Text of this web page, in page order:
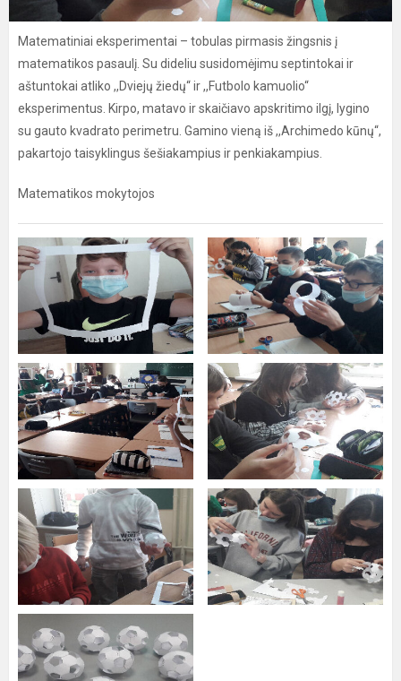
Matematiniai eksperimentai – tobulas pirmasis žingsnis į
matematikos pasaulį. Su dideliu susidomėjimu septintokai ir
aštuntokai atliko ,,Dviejų žiedų“ ir ,,Futbolo kamuolio“
eksperimentus. Kirpo, matavo ir skaičiavo apskritimo ilgį, lygino
su gauto kvadrato perimetru. Gamino vieną iš ,,Archimedo kūnų“,
pakartojo taisyklingus šešiakampius ir penkiakampius.
Matematikos mokytojos